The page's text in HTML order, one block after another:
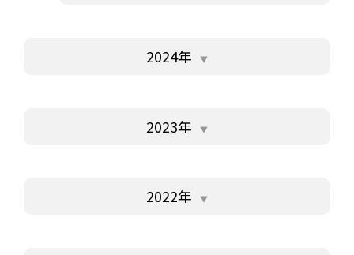
2024年
2023年
2022年